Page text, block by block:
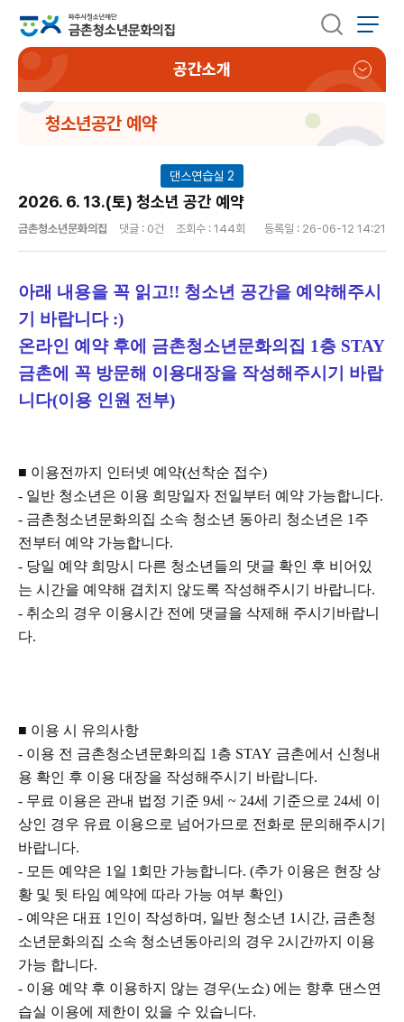
공간소개
청소년공간 예약
댄스연습실 2
2026. 6. 13.(토) 청소년 공간 예약
금촌청소년문화의집 댓글 : 0건 조회수 : 144회 등록일 : 26-06-12 14:21
아래 내용을 꼭 읽고!! 청소년 공간을 예약해주시
기 바랍니다 :)
온라인 예약 후에 금촌청소년문화의집 1층 STAY
금촌에 꼭 방문해 이용대장을 작성해주시기 바랍
니다(이용 인원 전부)
■ 이용전까지 인터넷 예약(선착순 접수)
- 일반 청소년은 이용 희망일자 전일부터 예약 가능합니다.
- 금촌청소년문화의집 소속 청소년 동아리 청소년은 1 주
전부터 예약 가능합니다.
- 당일 예약 희망시 다른 청소년들의 댓글 확인 후 비어있
는 시간을 예약해 겹치지 않도록 작성해주시기 바랍니다.
- 취소의 경우 이용시간 전에 댓글을 삭제해 주시기바랍니
다.
■ 이용 시 유의사항
- 이용 전 금촌청소년문화의집 1 층 STAY 금촌에서 신청내
용 확인 후 이용 대장을 작성해주시기 바랍니다.
- 무료 이용은 관내 법정 기준 9세 ~ 24세 기준으로 24세 이
상인 경우 유료 이용으로 넘어가므로 전화로 문의해주시기
바랍니다.
- 모든 예약은 1 일 1 회만 가능합니다. (추가 이용은 현장 상
황 및 뒷 타임 예약에 따라 가능 여부 확인)
- 예약은 대표 1 인이 작성하며 , 일반 청소년 1시간, 금촌청
소년문화의집 소속 청소년동아리의 경우 2시간까지 이용
가능 합니다.
- 이용 예약 후 이용하지 않는 경우(노쇼) 에는 향후 댄스연
습실 이용에 제한이 있을 수 있습니다.